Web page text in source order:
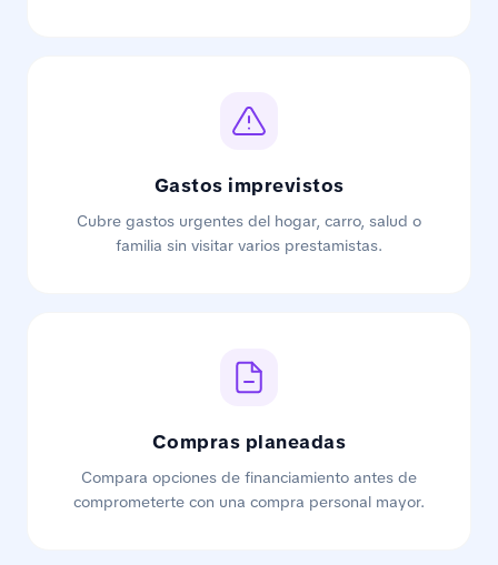
Gastos imprevistos
Cubre gastos urgentes del hogar, carro, salud o
familia sin visitar varios prestamistas.
Compras planeadas
Compara opciones de financiamiento antes de
comprometerte con una compra personal mayor.